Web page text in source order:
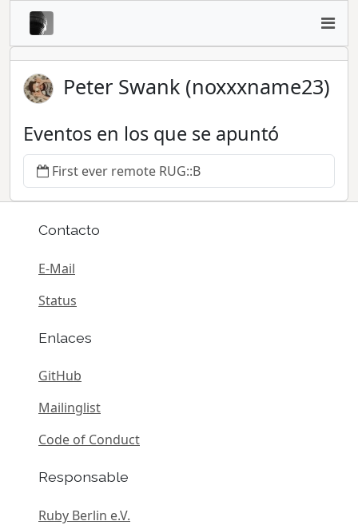
Peter Swank (noxxxname23)
Eventos en los que se apuntó
First ever remote RUG::B
Contacto
E-Mail
Status
Enlaces
GitHub
Mailinglist
Code of Conduct
Responsable
Ruby Berlin e.V.